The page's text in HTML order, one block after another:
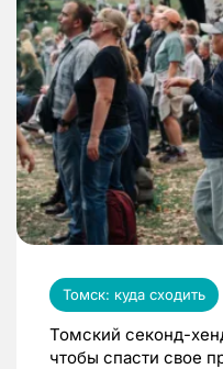
Томск: куда сходить
Томский секонд-
чтобы спасти свое